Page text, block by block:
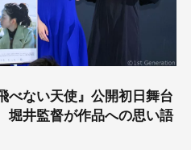
べない天使』公開初日舞台
井監督が作品への思い語